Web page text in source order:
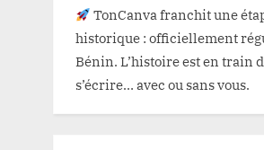
TonCanva franchit une
historique : officiellement
Bénin. L’histoire est en train
s’écrire… avec ou sans vous.